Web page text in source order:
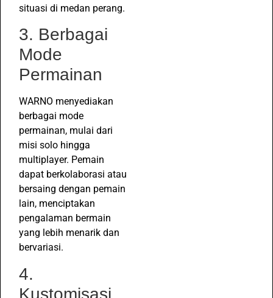
situasi di medan perang.
3. Berbagai
Mode
Permainan
WARNO menyediakan
berbagai mode
permainan, mulai dari
misi solo hingga
multiplayer. Pemain
dapat berkolaborasi atau
bersaing dengan pemain
lain, menciptakan
pengalaman bermain
yang lebih menarik dan
bervariasi.
4.
Kustomisasi